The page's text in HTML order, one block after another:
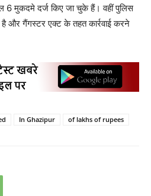
मुकदमे दर्ज किए जा चुके हैं। वहीं पुलिस
और गैंगस्टर एक्ट के तहत कार्रवाई करने
In Ghazipur of lakhs of rupees